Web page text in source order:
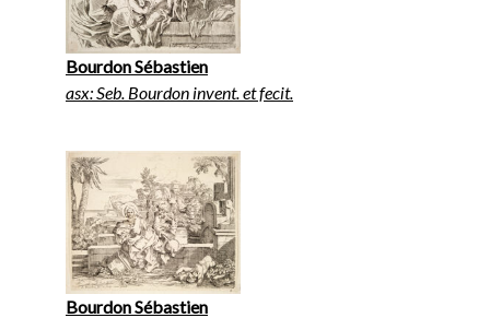
Bourdon Sébastien
asx: Seb. Bourdon invent. et fecit.
Bourdon Sébastien